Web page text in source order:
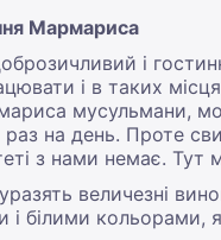
Мармариса
і
і в таких
мусульмани,
на день. Проте
з нами немає.
величезні
білими кольорами,